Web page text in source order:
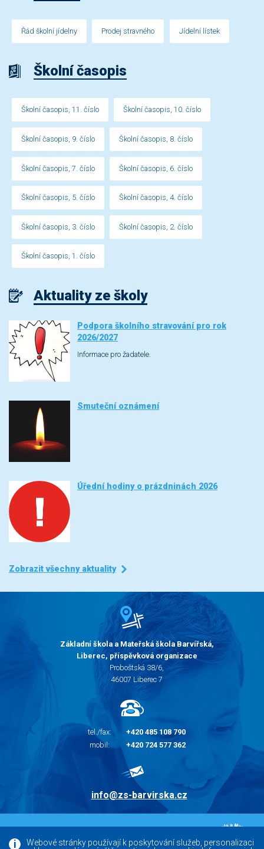
Webové stránky používají k poskytování služeb, personalizaci
Řád školní jídelny Prodej stravného Jídelní lístek
Školní časopis
Školní časopis, 11. číslo Školní časopis, 10. číslo
Školní časopis, 9. číslo Školní časopis, 8. číslo
Školní časopis, 7. číslo Školní časopis, 6. číslo
Školní časopis, 5. číslo Školní časopis, 4. číslo
Školní časopis, 3. číslo Školní časopis, 2. číslo
Školní časopis, 1. číslo
Aktuality ze školy
Podpora školního stravování pro rok
2026/2027
Informace pro žadatele.
Smuteční oznámení
Úřední hodiny o prázdninách 2026
Zobrazit všechny aktuality
Základní škola a Mateřská škola Barvířská,
Liberec, příspěvková organizace
Proboštská 38/6,
46007 Liberec 7
tel./fax:
+420 485 108 790
mobil:
+420 724 577 362
info@zs-barvirska.cz